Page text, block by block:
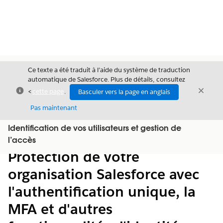
Fermer
Ce texte a été traduit à l’aide du système de traduction
automatique de Salesforce. Plus de détails, consultez
<cette page .
Basculer vers la page en anglais
Pas maintenant
Fermer
Identification de vos utilisateurs et gestion de
l’accès
Table des
Protection de votre
organisation Salesforce avec
l'authentification unique, la
MFA et d'autres